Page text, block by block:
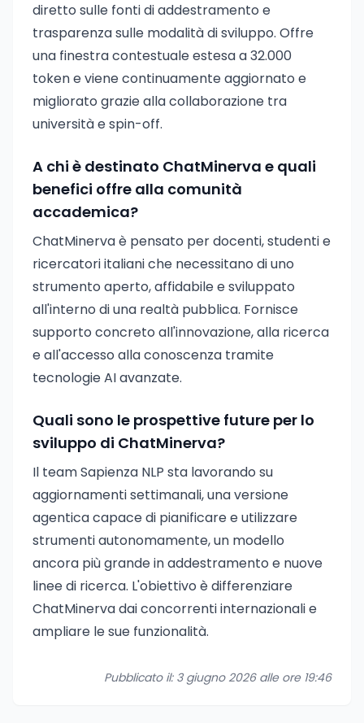
diretto sulle fonti di addestramento e
trasparenza sulle modalità di sviluppo. Offre
una finestra contestuale estesa a 32.000
token e viene continuamente aggiornato e
migliorato grazie alla collaborazione tra
università e spin-off.
A chi è destinato ChatMinerva e quali
benefici offre alla comunità
accademica?
ChatMinerva è pensato per docenti, studenti e
ricercatori italiani che necessitano di uno
strumento aperto, affidabile e sviluppato
all'interno di una realtà pubblica. Fornisce
supporto concreto all'innovazione, alla ricerca
e all'accesso alla conoscenza tramite
tecnologie AI avanzate.
Quali sono le prospettive future per lo
sviluppo di ChatMinerva?
Il team Sapienza NLP sta lavorando su
aggiornamenti settimanali, una versione
agentica capace di pianificare e utilizzare
strumenti autonomamente, un modello
ancora più grande in addestramento e nuove
linee di ricerca. L'obiettivo è differenziare
ChatMinerva dai concorrenti internazionali e
ampliare le sue funzionalità.
Pubblicato il: 3 giugno 2026 alle ore 19:46